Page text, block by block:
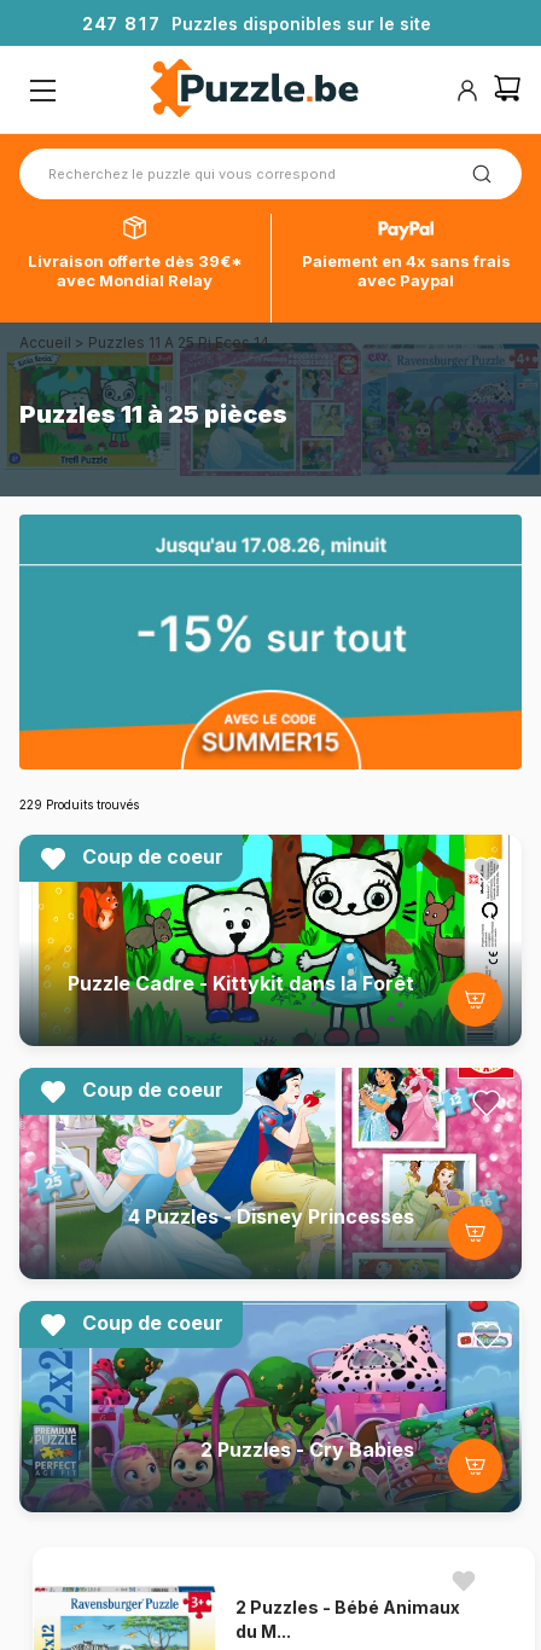
247 81 7 Puzzles disponibles sur le site
Livraison offerte dès 39€*
avec Mondial Relay
Paiement en 4x sans frais
avec Paypal
Accueil > Puzzles 11 A 25 Pi Eces 14
Puzzles 11 à 25 pièces
229 Produits trouvés
Coup de coeur
Puzzle Cadre - Kittykit dans la Forêt
Coup de coeur
4 Puzzles - Disney Princesses
Coup de coeur
2 Puzzles - Cry Babies
2 Puzzles - Bébé Animaux
du M...